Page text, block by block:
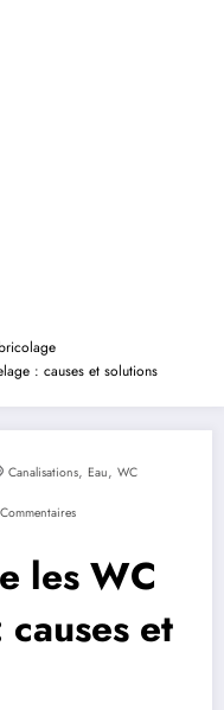
: causes et solutions
Canalisations, Eau, WC
les WC
et